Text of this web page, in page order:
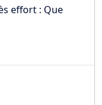
effort : Que